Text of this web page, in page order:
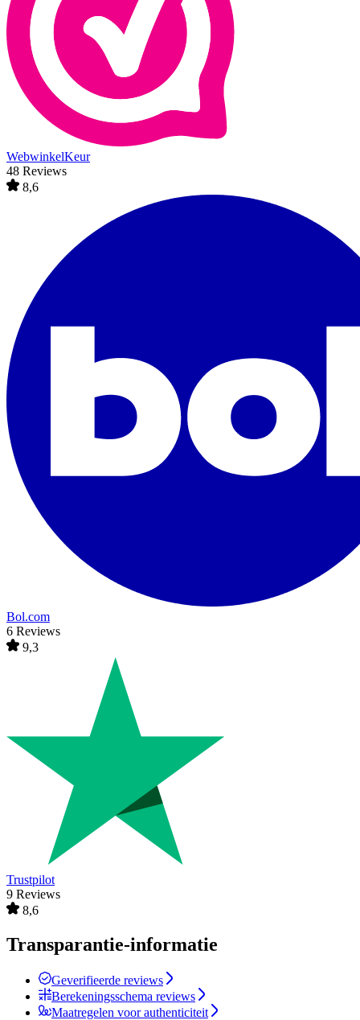
WebwinkelKeur
48 Reviews
8,6
Bol.com
6 Reviews
9,3
Trustpilot
9 Reviews
8,6
Transparantie-informatie
Geverifieerde reviews
Berekeningsschema reviews
Maatregelen voor authenticiteit